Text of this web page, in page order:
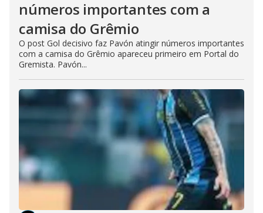
números importantes com a
camisa do Grêmio
O post Gol decisivo faz Pavón atingir números importantes
com a camisa do Grêmio apareceu primeiro em Portal do
Gremista. Pavón...